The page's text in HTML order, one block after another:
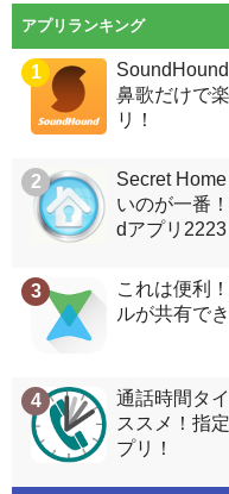
アプリランキング
1
鼻歌だけで
リ！
2
Secret
いのが一番
dアプリ2223
3
これは便利
ルが共有で
4
通話時間タ
ススメ！指
プリ！